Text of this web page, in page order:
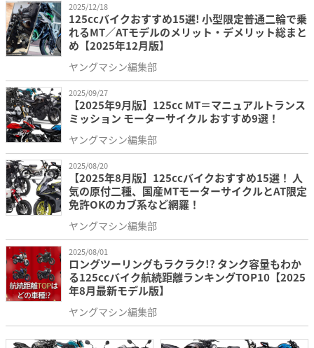
2025/12/18
125ccバイクおすすめ15選! 小型限定普通二輪で乗
れるMT／ATモデルのメリット・デメリット総まと
め【2025年12月版】
ヤングマシン編集部
2025/09/27
【2025年9月版】125cc MT＝マニュアルトランス
ミッション モーターサイクル おすすめ9選！
ヤングマシン編集部
2025/08/20
【2025年8月版】125ccバイクおすすめ15選！ 人
気の原付二種、国産MTモーターサイクルとAT限定
免許OKのカブ系など網羅！
ヤングマシン編集部
2025/08/01
ロングツーリングもラクラク!? タンク容量もわか
る125ccバイク航続距離ランキングTOP10【2025
年8月最新モデル版】
ヤングマシン編集部